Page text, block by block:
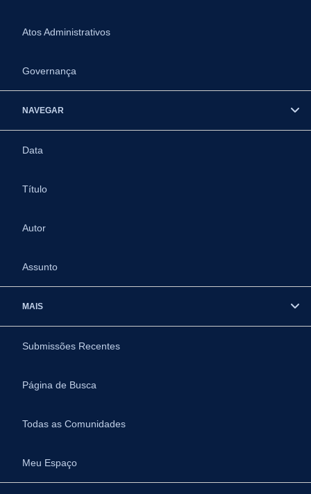
Atos Administrativos
Governança
NAVEGAR
Data
Título
Autor
Assunto
MAIS
Submissões Recentes
Página de Busca
Todas as Comunidades
Meu Espaço